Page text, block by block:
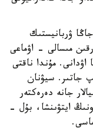
ۋربانيستىك
مىسالى - اۋماعى
اۋدانى. مۇندا ناقتى
جاتىر. سيۋنان
جانە دەرەكتەر
ايتۋىنشا، بۇل -